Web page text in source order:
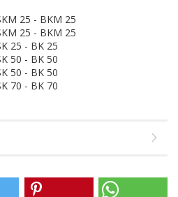
25 - BKM 25
25 - BKM 25
25 - BK 25
50 - BK 50
50 - BK 50
70 - BK 70